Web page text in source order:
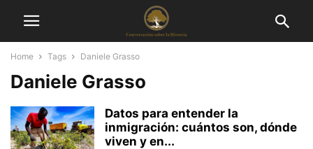
Home Tags Daniele Grasso
Daniele Grasso
Datos para entender la
inmigración: cuántos son, dónde
viven y en...